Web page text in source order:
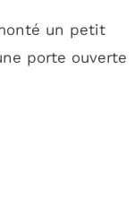
un petit
porte ouverte